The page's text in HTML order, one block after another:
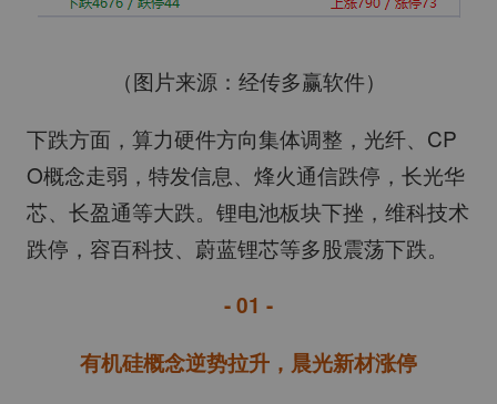
（图片来源：经传多赢软件）
下跌方面，算力硬件方向集体调整，光纤、CP
O概念走弱，特发信息、烽火通信跌停，长光华
芯、长盈通等大跌。锂电池板块下挫，维科技术
跌停，容百科技、蔚蓝锂芯等多股震荡下跌。
- 01 -
有机硅概念逆势拉升，晨光新材涨停